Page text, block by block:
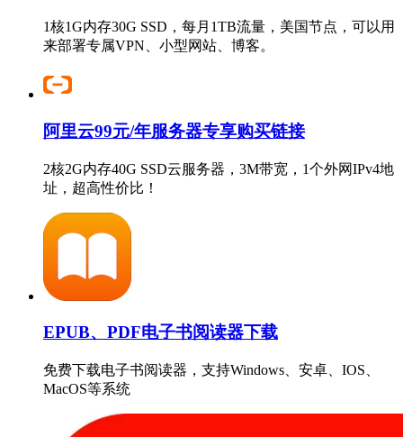
1核1G内存30G SSD，每月1TB流量，美国节点，可以用
来部署专属VPN、小型网站、博客。
阿里云99元/年服务器专享购买链接
2核2G内存40G SSD云服务器，3M带宽，1个外网IPv4地
址，超高性价比！
EPUB、PDF电子书阅读器下载
免费下载电子书阅读器，支持Windows、安卓、IOS、
MacOS等系统